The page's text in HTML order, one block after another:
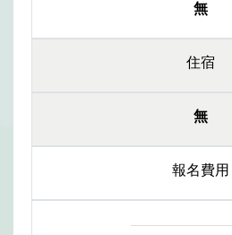
無
住宿
無
報名費用